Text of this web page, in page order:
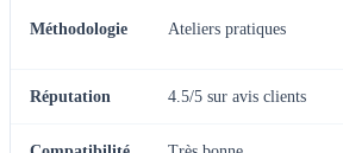
Méthodologie Ateliers pratiques
Réputation 4.5/5 sur avis clients